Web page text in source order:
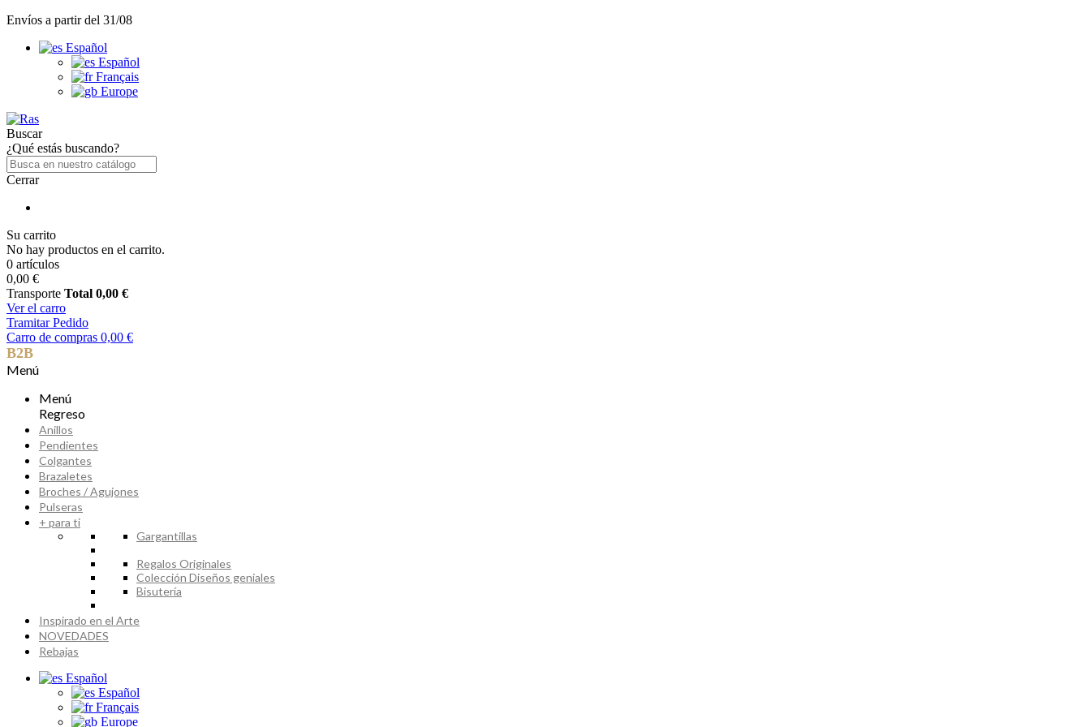
Envíos a partir del 31/08
Español
Español
Français
Europe
Buscar
¿Qué estás buscando?
Cerrar
Su carrito
No hay productos en el carrito.
0 artículos
0,00 €
Transporte Total 0,00 €
Ver el carro
Tramitar Pedido
Carro de compras 0,00 €
B2B
Menú
Menú
Regreso
Anillos
Pendientes
Colgantes
Brazaletes
Broches / Agujones
Pulseras
+ para ti
Gargantillas
Regalos Originales
Colección Diseños geniales
Bisutería
Inspirado en el Arte
NOVEDADES
Rebajas
Español
Español
Français
Europe